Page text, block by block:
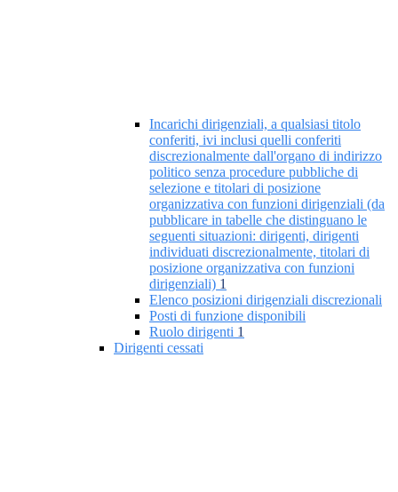
Incarichi dirigenziali, a qualsiasi titolo
conferiti, ivi inclusi quelli conferiti
discrezionalmente dall'organo di indirizzo
politico senza procedure pubbliche di
selezione e titolari di posizione
organizzativa con funzioni dirigenziali (da
pubblicare in tabelle che distinguano le
seguenti situazioni: dirigenti, dirigenti
individuati discrezionalmente, titolari di
posizione organizzativa con funzioni
dirigenziali) 1
Elenco posizioni dirigenziali discrezionali
Posti di funzione disponibili
Ruolo dirigenti 1
Dirigenti cessati